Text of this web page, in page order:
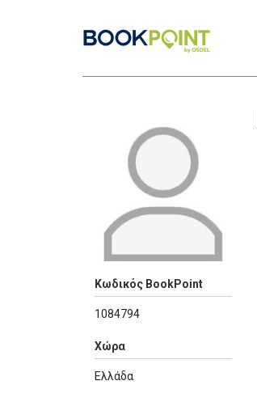
Κωδικός BookPoint
1084794
Χώρα
Ελλάδα